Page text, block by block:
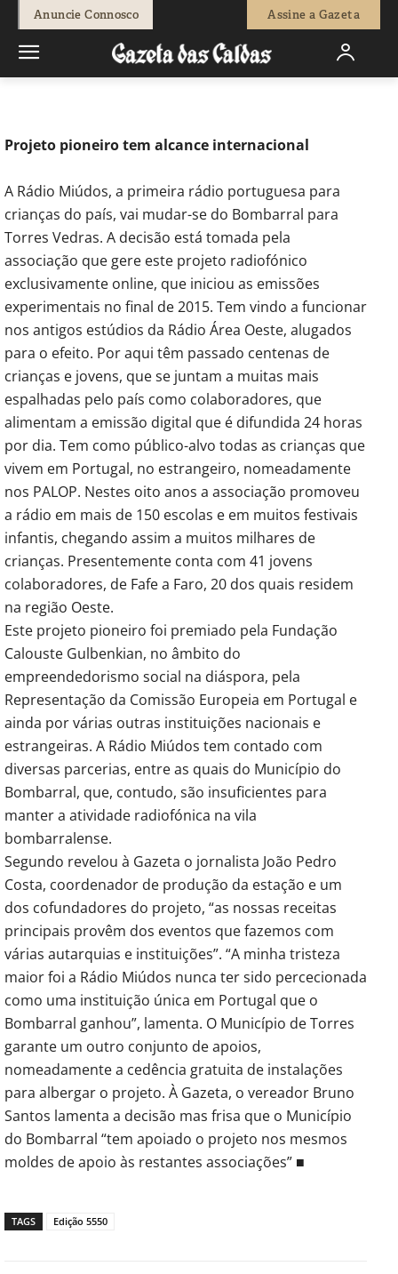
Anuncie Connosco Assine a Gazeta
Paulo Ribeiro - 7 de Agosto, 2024 781 0
Projeto pioneiro tem alcance internacional
A Rádio Miúdos, a primeira rádio portuguesa para
crianças do país, vai mudar-se do Bombarral para
Torres Vedras. A decisão está tomada pela
associação que gere este projeto radiofónico
exclusivamente online, que iniciou as emissões
experimentais no final de 2015. Tem vindo a funcionar
nos antigos estúdios da Rádio Área Oeste, alugados
para o efeito. Por aqui têm passado centenas de
crianças e jovens, que se juntam a muitas mais
espalhadas pelo país como colaboradores, que
alimentam a emissão digital que é difundida 24 horas
por dia. Tem como público-alvo todas as crianças que
vivem em Portugal, no estrangeiro, nomeadamente
nos PALOP. Nestes oito anos a associação promoveu
a rádio em mais de 150 escolas e em muitos festivais
infantis, chegando assim a muitos milhares de
crianças. Presentemente conta com 41 jovens
colaboradores, de Fafe a Faro, 20 dos quais residem
na região Oeste.
Este projeto pioneiro foi premiado pela Fundação
Calouste Gulbenkian, no âmbito do
empreendedorismo social na diáspora, pela
Representação da Comissão Europeia em Portugal e
ainda por várias outras instituições nacionais e
estrangeiras. A Rádio Miúdos tem contado com
diversas parcerias, entre as quais do Município do
Bombarral, que, contudo, são insuficientes para
manter a atividade radiofónica na vila
bombarralense.
Segundo revelou à Gazeta o jornalista João Pedro
Costa, coordenador de produção da estação e um
dos cofundadores do projeto, “as nossas receitas
principais provêm dos eventos que fazemos com
várias autarquias e instituições”. “A minha tristeza
maior foi a Rádio Miúdos nunca ter sido percecionada
como uma instituição única em Portugal que o
Bombarral ganhou”, lamenta. O Município de Torres
garante um outro conjunto de apoios,
nomeadamente a cedência gratuita de instalações
para albergar o projeto. À Gazeta, o vereador Bruno
Santos lamenta a decisão mas frisa que o Município
do Bombarral “tem apoiado o projeto nos mesmos
moldes de apoio às restantes associações” ■
TAGS Edição 5550